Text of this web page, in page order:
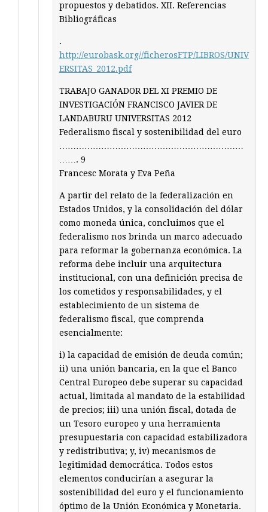
propuestos y debatidos. XII. Referencias
Bibliográficas
.
http://eurobask.org//ficherosFTP/LIBROS/UNIV
ERSITAS_2012.pdf
TRABAJO GANADOR DEL XI PREMIO DE
INVESTIGACIÓN FRANCISCO JAVIER DE
LANDABURU UNIVERSITAS 2012
Federalismo fiscal y sostenibilidad del euro
…………………………………………………………
……. 9
Francesc Morata y Eva Peña
A partir del relato de la federalización en
Estados Unidos, y la consolidación del dólar
como moneda única, concluimos que el
federalismo nos brinda un marco adecuado
para reformar la gobernanza económica. La
reforma debe incluir una arquitectura
institucional, con una definición precisa de
los cometidos y responsabilidades, y el
establecimiento de un sistema de
federalismo fiscal, que comprenda
esencialmente:
i) la capacidad de emisión de deuda común;
ii) una unión bancaria, en la que el Banco
Central Europeo debe superar su capacidad
actual, limitada al mandato de la estabilidad
de precios; iii) una unión fiscal, dotada de
un Tesoro europeo y una herramienta
presupuestaria con capacidad estabilizadora
y redistributiva; y, iv) mecanismos de
legitimidad democrática. Todos estos
elementos conducirían a asegurar la
sostenibilidad del euro y el funcionamiento
óptimo de la Unión Económica y Monetaria.